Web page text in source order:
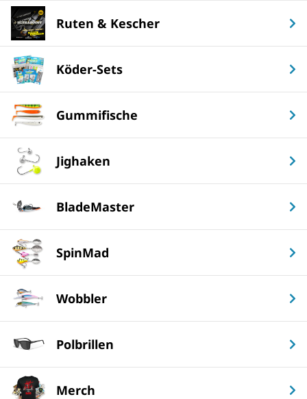
Ruten & Kescher
Köder-Sets
Gummifische
Jighaken
BladeMaster
SpinMad
Wobbler
Polbrillen
Merch